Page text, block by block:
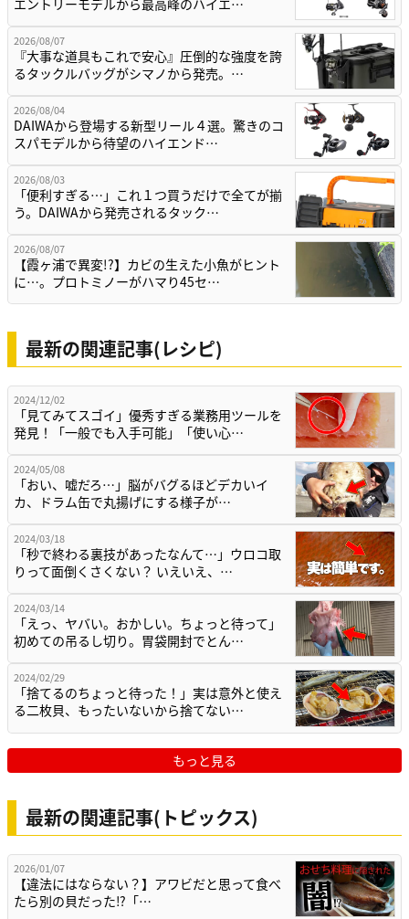
2026/08/07
『大事な道具もこれで安心』圧倒的な強度を誇
るタックルバッグがシマノから発売。…
2026/08/04
DAIWAから登場する新型リール４選。驚きのコ
スパモデルから待望のハイエンド…
2026/08/03
「便利すぎる…」これ１つ買うだけで全てが揃
う。DAIWAから発売されるタック…
2026/08/07
【霞ヶ浦で異変!?】カビの生えた小魚がヒント
に…。プロトミノーがハマり45セ…
最新の関連記事(レシピ)
2024/12/02
「見てみてスゴイ」優秀すぎる業務用ツールを
発見！「一般でも入手可能」「使い心…
2024/05/08
「おい、嘘だろ…」脳がバグるほどデカいイ
カ、ドラム缶で丸揚げにする様子が…
2024/03/18
「秒で終わる裏技があったなんて…」ウロコ取
りって面倒くさくない？ いえいえ、…
2024/03/14
「えっ、ヤバい。おかしい。ちょっと待って」
初めての吊るし切り。胃袋開封でとん…
2024/02/29
「捨てるのちょっと待った！」実は意外と使え
る二枚貝、もったいないから捨てない…
もっと見る
最新の関連記事(トピックス)
2026/01/07
【違法にはならない？】アワビだと思って食べ
たら別の貝だった⁉「…